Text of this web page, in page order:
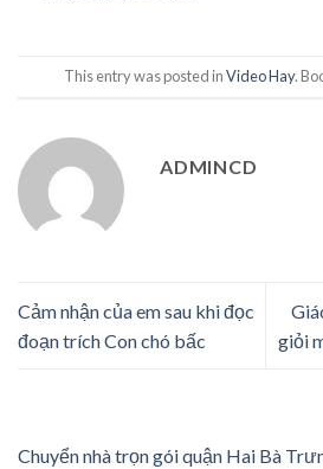
This entry was posted inVideo Hay.
ADMINCD
Cảm nhận của em sau khi đọc
đoạn trích Con chó bấc
giỏi
Chuyển nhà trọn gói quận Hai Bà